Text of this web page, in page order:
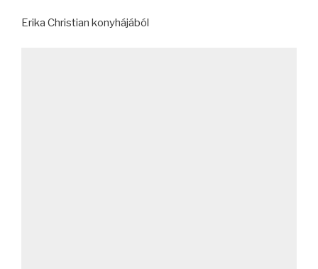
Erika Christian konyhájából